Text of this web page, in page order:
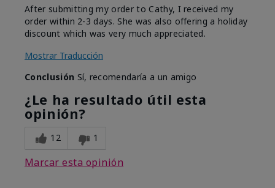
After submitting my order to Cathy, I received my
order within 2-3 days. She was also offering a holiday
discount which was very much appreciated.
Mostrar Traducción
Conclusión Sí, recomendaría a un amigo
¿Le ha resultado útil esta
opinión?
12 1
Marcar esta opinión